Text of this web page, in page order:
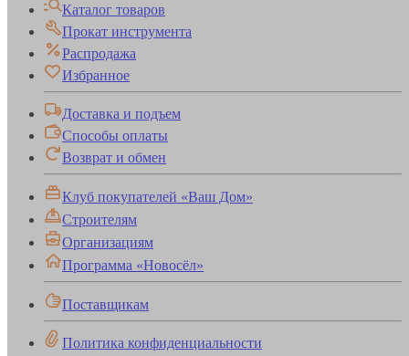
Каталог товаров
Прокат инструмента
Распродажа
Избранное
Доставка и подъем
Способы оплаты
Возврат и обмен
Клуб покупателей «Ваш Дом»
Строителям
Организациям
Программа «Новосёл»
Поставщикам
Политика конфиденциальности